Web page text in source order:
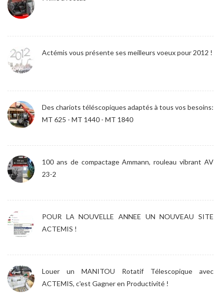
Actémis vous présente ses meilleurs voeux pour 2012 !
Des chariots téléscopiques adaptés à tous vos besoins:
MT 625 - MT 1440 - MT 1840
100 ans de compactage Ammann, rouleau vibrant AV
23-2
POUR LA NOUVELLE ANNEE UN NOUVEAU SITE
ACTEMIS !
Louer un MANITOU Rotatif Télescopique avec
ACTEMIS, c'est Gagner en Productivité !